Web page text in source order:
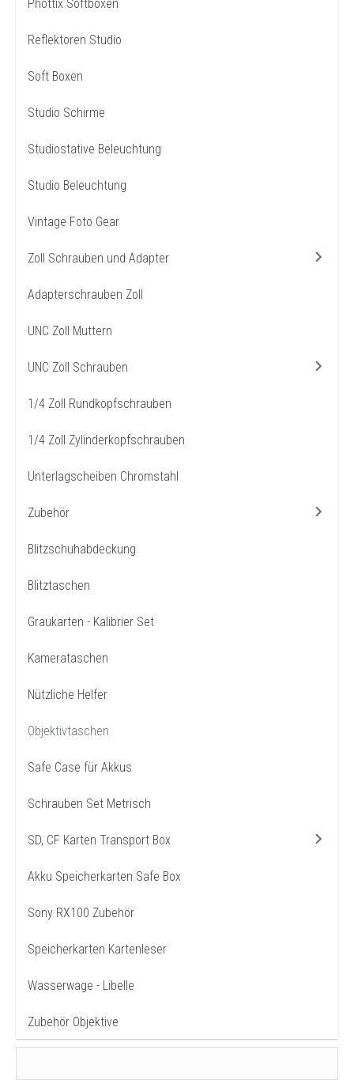
Phottix Softboxen
Reflektoren Studio
Soft Boxen
Studio Schirme
Studiostative Beleuchtung
Studio Beleuchtung
Vintage Foto Gear
Zoll Schrauben und Adapter
Adapterschrauben Zoll
UNC Zoll Muttern
UNC Zoll Schrauben
1/4 Zoll Rundkopfschrauben
1/4 Zoll Zylinderkopfschrauben
Unterlagscheiben Chromstahl
Zubehör
Blitzschuhabdeckung
Blitztaschen
Graukarten - Kalibrier Set
Kamerataschen
Nützliche Helfer
Objektivtaschen
Safe Case für Akkus
Schrauben Set Metrisch
SD, CF Karten Transport Box
Akku Speicherkarten Safe Box
Sony RX100 Zubehör
Speicherkarten Kartenleser
Wasserwage - Libelle
Zubehör Objektive